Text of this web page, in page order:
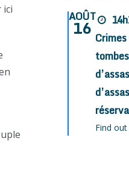
ici
AOÛT
16
Find